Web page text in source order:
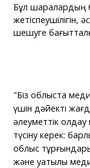
Бұл шаралардың
жетіспеушілігін,
шешуге
"Біз облыста
үшін дәйекті
әлеуметтік
түсіну керек:
облыс
және уақтылы